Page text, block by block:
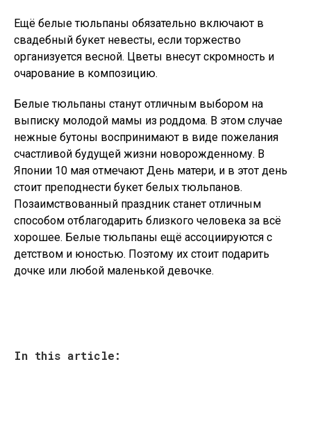
Ещё белые тюльпаны обязательно включают в
свадебный букет невесты, если торжество
организуется весной. Цветы внесут скромность и
очарование в композицию.
Белые тюльпаны станут отличным выбором на
выписку молодой мамы из роддома. В этом случае
нежные бутоны воспринимают в виде пожелания
счастливой будущей жизни новорожденному. В
Японии 10 мая отмечают День матери, и в этот день
стоит преподнести букет белых тюльпанов.
Позаимствованный праздник станет отличным
способом отблагодарить близкого человека за всё
хорошее. Белые тюльпаны ещё ассоциируются с
детством и юностью. Поэтому их стоит подарить
дочке или любой маленькой девочке.
In this article: